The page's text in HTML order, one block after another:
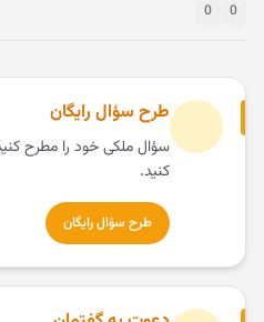
0
0
طرح سؤال رایگان
سؤال ملکی خود را مطرح
کنید.
طرح سؤال رایگان